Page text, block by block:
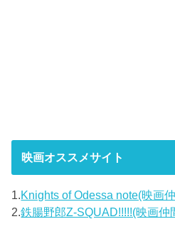
映画オススメサイト
1.Knights of Odessa note(映画
2.鉄腸野郎Z-SQUAD!!!!!(映画仲